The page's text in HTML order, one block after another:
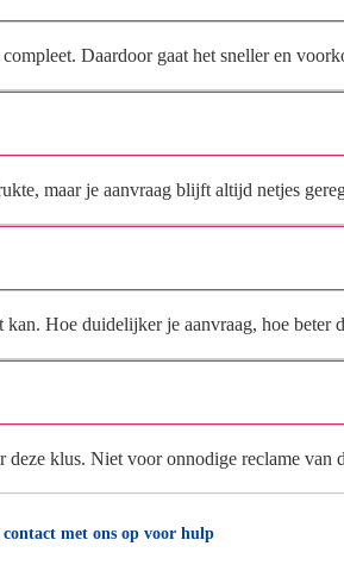
Daardoor gaat het sneller en
maar je aanvraag blijft altijd netjes
Hoe duidelijker je aanvraag, hoe beter
deze klus. Niet voor onnodige reclame van
contact met ons op voor hulp